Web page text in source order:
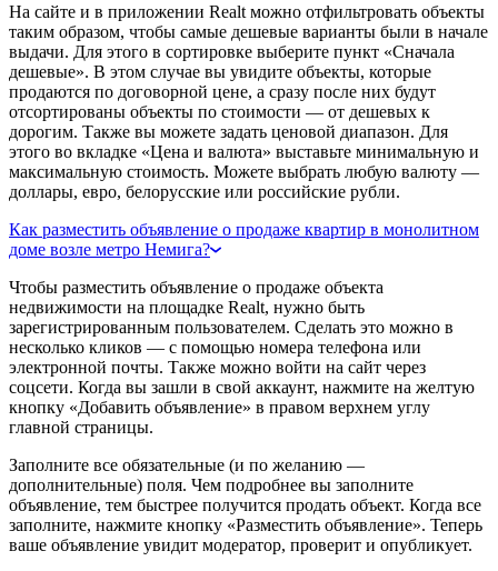
На сайте и в приложении Realt можно отфильтровать объекты
таким образом, чтобы самые дешевые варианты были в начале
выдачи. Для этого в сортировке выберите пункт «Сначала
дешевые». В этом случае вы увидите объекты, которые
продаются по договорной цене, а сразу после них будут
отсортированы объекты по стоимости — от дешевых к
дорогим. Также вы можете задать ценовой диапазон. Для
этого во вкладке «Цена и валюта» выставьте минимальную и
максимальную стоимость. Можете выбрать любую валюту —
доллары, евро, белорусские или российские рубли.
Как разместить объявление о продаже квартир в монолитном
доме возле метро Немига?
Чтобы разместить объявление о продаже объекта
недвижимости на площадке Realt, нужно быть
зарегистрированным пользователем. Сделать это можно в
несколько кликов — с помощью номера телефона или
электронной почты. Также можно войти на сайт через
соцсети. Когда вы зашли в свой аккаунт, нажмите на желтую
кнопку «Добавить объявление» в правом верхнем углу
главной страницы.
Заполните все обязательные (и по желанию —
дополнительные) поля. Чем подробнее вы заполните
объявление, тем быстрее получится продать объект. Когда все
заполните, нажмите кнопку «Разместить объявление». Теперь
ваше объявление увидит модератор, проверит и опубликует.